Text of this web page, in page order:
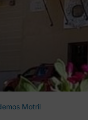
Motril